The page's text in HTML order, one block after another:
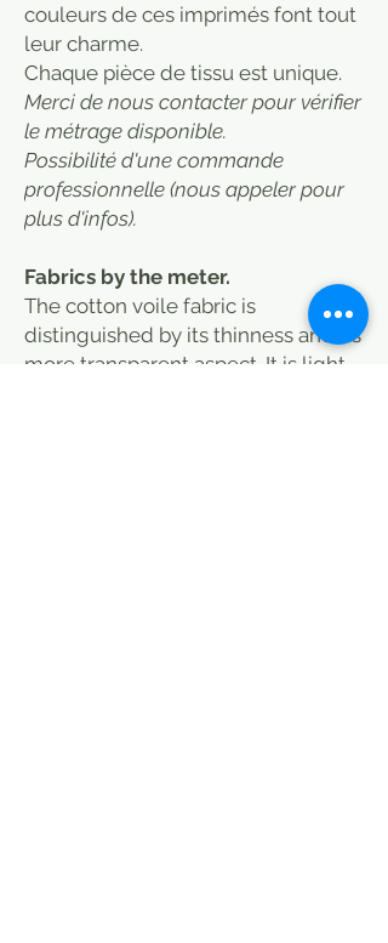
couleurs de ces imprimés font tout
leur charme.
​Chaque pièce de tissu est unique.
Merci de nous contacter pour vérifier
le métrage disponible.
Possibilité d'une commande
professionnelle (nous appeler pour
plus d'infos).
Fabrics by the meter.
The cotton voile fabric is
distinguished by its thinness and its
more transparent aspect. It is light